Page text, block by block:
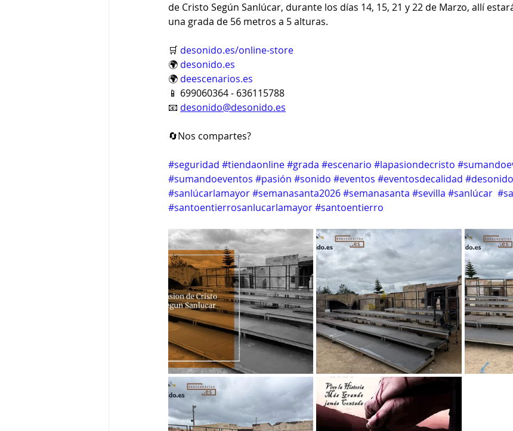
de Cristo Según Sanlúcar, durante los días 14, 15, 21 y 22 de Marzo, allí
una grada de 56 metros a 5 alturas.
🛒 desonido.es/online-store
🌍 desonido.es
🌍 deescenarios.es
📱 699060364 - 636115788
📧 desonido@desonido.es
🔄Nos compartes?
#seguridad #tiendaonline#grada #escenario #lapasiondecristo
#sumandoeventos #pasión #sonido #eventos #eventosdecalidad #desonido
#sanlúcarlamayor#semanasanta2026#semanasanta #sevilla #sanlúcar
#santoentierrosanlucarlamayor#santoentierro